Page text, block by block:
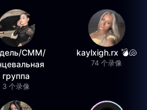
СММ/
группа
3 个录像
kaylxigh.rx 💣🐚
74 个录像